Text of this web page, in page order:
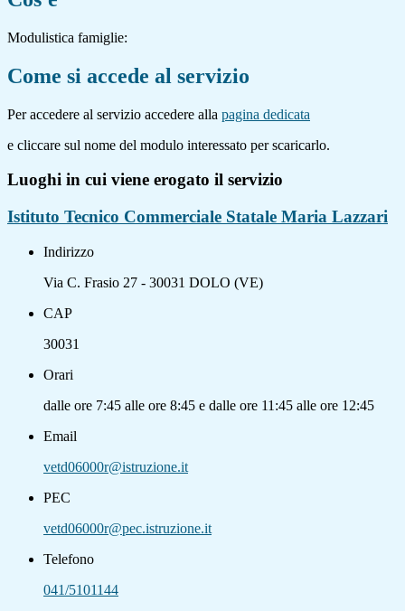
Modulistica famiglie:
Come si accede al servizio
Per accedere al servizio accedere alla pagina dedicata
e cliccare sul nome del modulo interessato per scaricarlo.
Luoghi in cui viene erogato il servizio
Istituto Tecnico Commerciale Statale Maria Lazzari
Indirizzo
Via C. Frasio 27 - 30031 DOLO (VE)
CAP
30031
Orari
dalle ore 7:45 alle ore 8:45 e dalle ore 11:45 alle ore 12:45
Email
vetd06000r@istruzione.it
PEC
vetd06000r@pec.istruzione.it
Telefono
041/5101144